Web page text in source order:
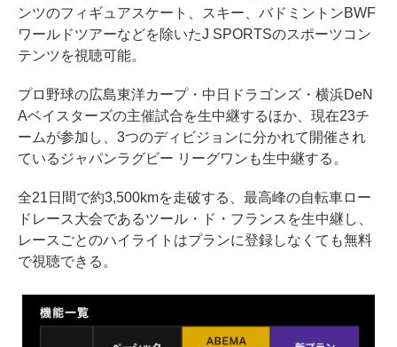
ンツのフィギュアスケート、スキー、バドミントンBWF
ワールドツアーなどを除いたJ SPORTSのスポーツコン
テンツを視聴可能。
プロ野球の広島東洋カープ・中日ドラゴンズ・横浜DeN
Aベイスターズの主催試合を生中継するほか、現在23チ
ームが参加し、3つのディビジョンに分かれて開催され
ているジャパンラグビー リーグワンも生中継する。
全21日間で約3,500kmを走破する、最高峰の自転車ロー
ドレース大会であるツール・ド・フランスを生中継し、
レースごとのハイライトはプランに登録しなくても無料
で視聴できる。